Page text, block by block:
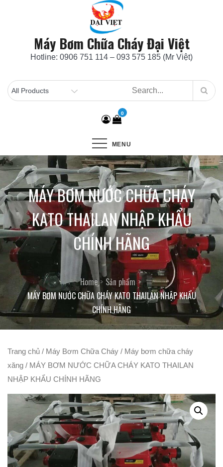
Máy Bơm Chữa Cháy Đại Việt
Hotline: 0906 751 114 – 093 575 185 (Mr Việt)
0
MENU
MÁY BƠM NƯỚC CHỮA CHÁY
KATO THAILAN NHẬP KHẨU
CHÍNH HÃNG
Home
Sản phẩm
MÁY BƠM NƯỚC CHỮA CHÁY KATO THAILAN NHẬP KHẨU
CHÍNH HÃNG
Trang chủ / Máy Bơm Chữa Cháy / Máy bơm chữa cháy
xăng / MÁY BƠM NƯỚC CHỮA CHÁY KATO THAILAN
NHẬP KHẨU CHÍNH HÃNG